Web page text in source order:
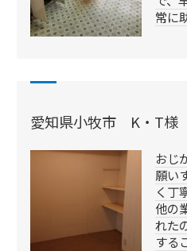
常に
愛知県小牧市 K・T様
おじ
願い
く丁
他の
れた
する